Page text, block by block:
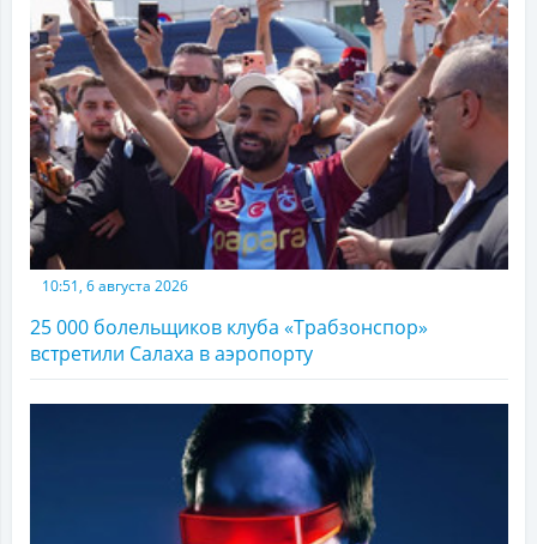
10:51, 6 августа 2026
25 000 болельщиков клуба «Трабзонспор»
встретили Салаха в аэропорту